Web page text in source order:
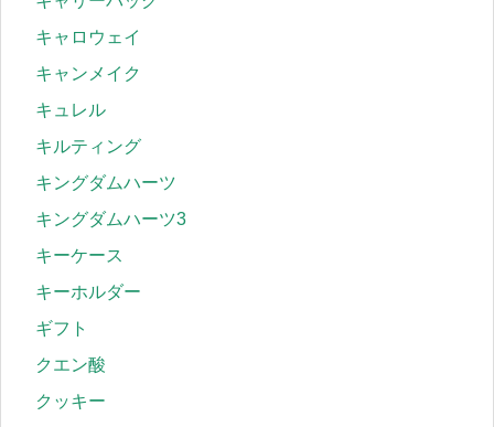
キャロウェイ
キャンメイク
キュレル
キルティング
キングダムハーツ
キングダムハーツ3
キーケース
キーホルダー
ギフト
クエン酸
クッキー